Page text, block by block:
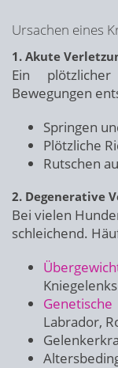
Ursachen eines
1. Akute
Ein
Bewegungen
Springen
Plötzliche
Rutschen
2. Degenerative
Bei vielen
schleichend.
Kniegelenks
Labrador,